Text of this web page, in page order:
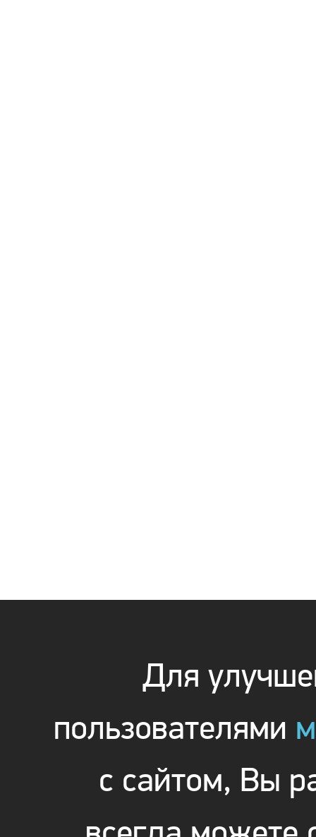
Для
пользователями
с сайтом, Вы